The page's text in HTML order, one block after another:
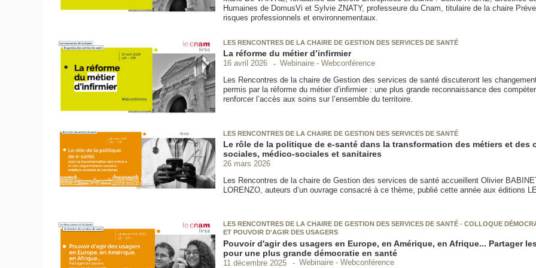
Humaines de DomusVi et Sylvie ZNATY, professeure du Cnam, titulaire de la chaire
risques professionnels et environnementaux.
LES RENCONTRES DE LA CHAIRE DE GESTION DES SERVICES DE SANTÉ
La réforme du métier d’infirmier
16 avril 2026
Webinaire - Webconférence
Les Rencontres de la chaire de Gestion des services de santé discuteront les
permis par la réforme du métier d’infirmier : une plus grande reconnaissance des
renforcer l’accès aux soins sur l’ensemble du territoire.
LES RENCONTRES DE LA CHAIRE DE GESTION DES SERVICES DE SANTÉ
Le rôle de la politique de e-santé dans la transformation des métiers et des
sociales, médico-sociales et sanitaires
26 mars 2026
Les Rencontres de la chaire de Gestion des services de santé accueillent Olivier
LORENZO, auteurs d’un ouvrage consacré à ce thème, publié cette année aux éditions
LES RENCONTRES DE LA CHAIRE DE GESTION DES SERVICES DE SANTÉ - COLLOQUE
ET POUVOIR D'AGIR DES USAGERS
Pouvoir d'agir des usagers en Europe, en Amérique, en Afrique... Partager
pour une plus grande démocratie en santé
11 décembre 2025 Webinaire - Webconférence